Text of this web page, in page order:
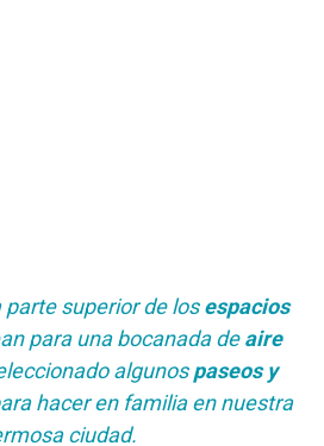
parte superior de losespacios
para una bocanada deaire
algunospaseos y
hacer en familia en nuestra
ciudad.